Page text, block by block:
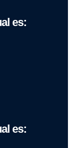
es:
es: